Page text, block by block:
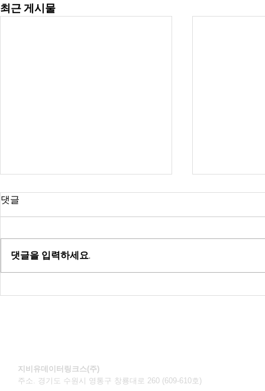
최근 게시물
신주발행 공고
주식회사 지비유데이터링크스 신
이사회 결의로 제3자배정 방식의
신주발행을 결의하였기에 아래와
같이 신주식을 발행하여 자본금을
신주발행
주식회사 지
신주식을 발
댓글
댓글을 입력하세요.
지비유데이터링크스(주)
주소. 경기도 수원시 영통구 창룡대로 260 (609-610호)​